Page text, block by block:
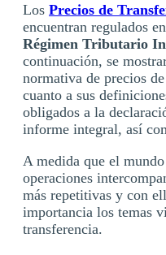
Los Precios de
encuentran regulados
Régimen Tributario
continuación, se
normativa de precios
cuanto a sus
obligados a la
informe integral, así
A medida que el
operaciones
más repetitivas y con
importancia los temas
transferencia.